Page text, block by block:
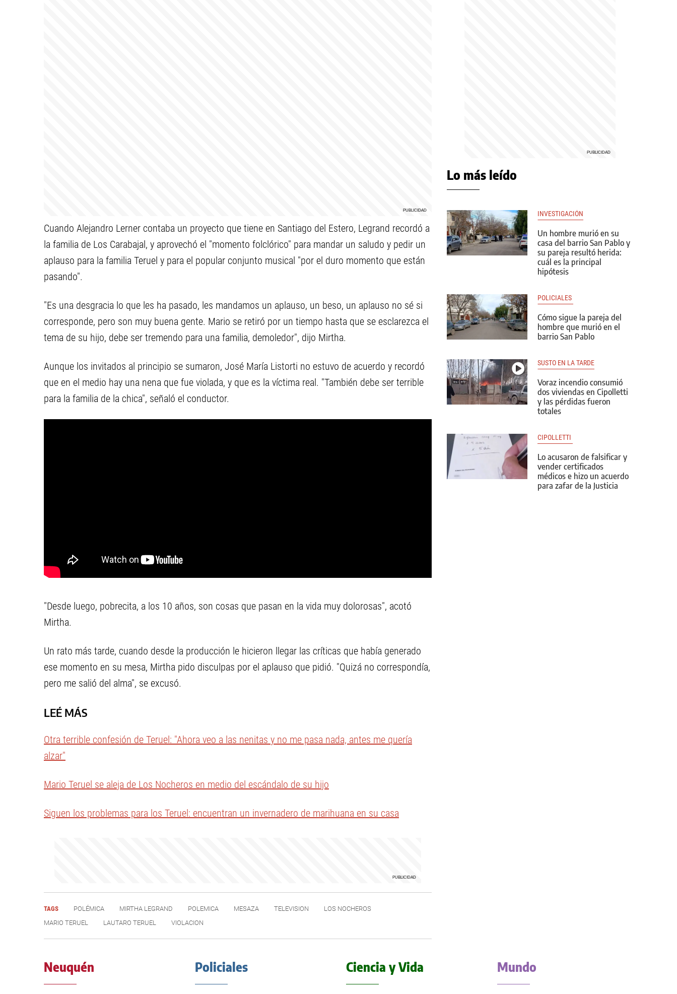
Cuando Alejandro Lerner contaba un proyecto que tiene en Santiago del Estero, Legrand recordó a
la familia de Los Carabajal, y aprovechó el "momento folclórico" para mandar un saludo y pedir un
aplauso para la familia Teruel y para el popular conjunto musical "por el duro momento que están
pasando".
"Es una desgracia lo que les ha pasado, les mandamos un aplauso, un beso, un aplauso no sé si
corresponde, pero son muy buena gente. Mario se retiró por un tiempo hasta que se esclarezca el
tema de su hijo, debe ser tremendo para una familia, demoledor", dijo Mirtha.
Aunque los invitados al principio se sumaron, José María Listorti no estuvo de acuerdo y recordó
que en el medio hay una nena que fue violada, y que es la víctima real. "También debe ser terrible
para la familia de la chica", señaló el conductor.
"Desde luego, pobrecita, a los 10 años, son cosas que pasan en la vida muy dolorosas", acotó
Mirtha.
Un rato más tarde, cuando desde la producción le hicieron llegar las críticas que había generado
ese momento en su mesa, Mirtha pido disculpas por el aplauso que pidió. "Quizá no correspondía,
pero me salió del alma", se excusó.
LEÉ MÁS
Otra terrible confesión de Teruel: "Ahora veo a las nenitas y no me pasa nada, antes me quería
alzar"
Mario Teruel se aleja de Los Nocheros en medio del escándalo de su hijo
Siguen los problemas para los Teruel: encuentran un invernadero de marihuana en su casa
TAGS POLÉMICA MIRTHA LEGRAND POLEMICA MESAZA TELEVISION
LOS NOCHEROS
MARIO TERUEL
LAUTARO TERUEL VIOLACION
Lo más leído
INVESTIGACIÓN
Un hombre murió en su
casa del barrio San Pablo y
su pareja resultó herida:
cuál es la principal
hipótesis
POLICIALES
Cómo sigue la pareja del
hombre que murió en el
barrio San Pablo
SUSTO EN LA TARDE
Voraz incendio consumió
dos viviendas en Cipolletti
y las pérdidas fueron
totales
CIPOLLETTI
Lo acusaron de falsificar y
vender certificados
médicos e hizo un acuerdo
para zafar de la Justicia
Neuquén Policiales Ciencia y Vida Mundo